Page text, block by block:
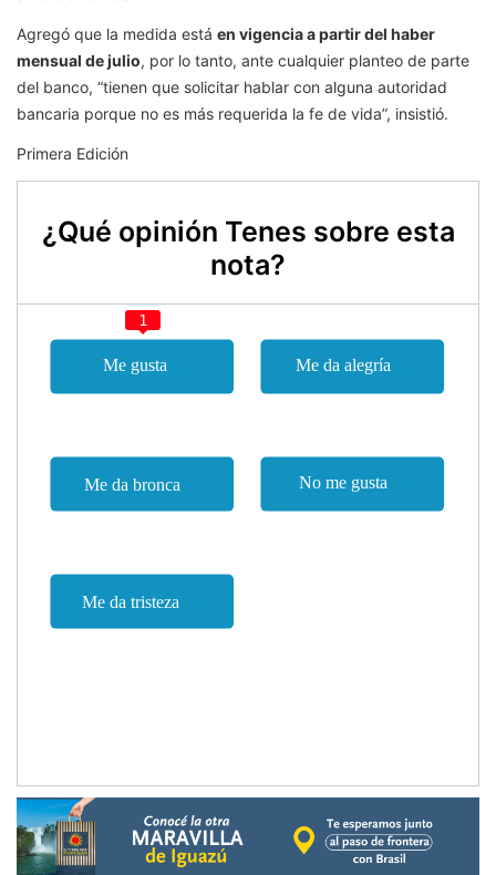
Agregó que la medida está en vigencia a partir del haber
mensual de julio, por lo tanto, ante cualquier planteo de parte
del banco, “tienen que solicitar hablar con alguna autoridad
bancaria porque no es más requerida la fe de vida”, insistió.
Primera Edición
¿Qué opinión Tenes sobre esta
nota?
1